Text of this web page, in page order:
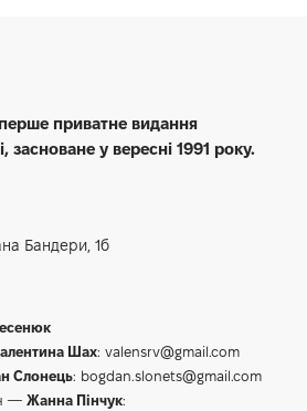
та
дерев
порубці та реалізації
за місцями реалізації,
20:30